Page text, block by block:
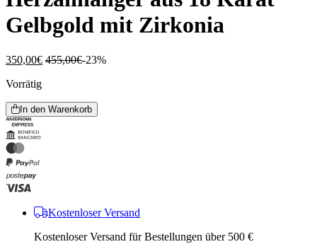
Gelbgold mit Zirkonia
350,00€ 455,00€-23%
Vorrätig
In den Warenkorb
Kostenloser Versand
Kostenloser Versand für Bestellungen über 500 €